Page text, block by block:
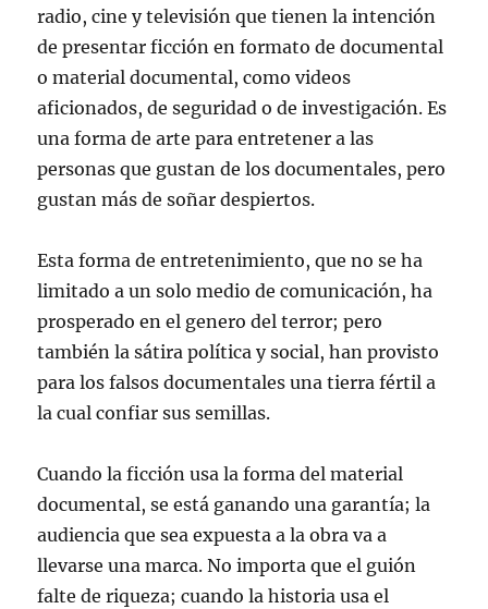
radio, cine y televisión que tienen la intención
de presentar ficción en formato de documental
o material documental, como videos
aficionados, de seguridad o de investigación. Es
una forma de arte para entretener a las
personas que gustan de los documentales, pero
gustan más de soñar despiertos.
Esta forma de entretenimiento, que no se ha
limitado a un solo medio de comunicación, ha
prosperado en el genero del terror; pero
también la sátira política y social, han provisto
para los falsos documentales una tierra fértil a
la cual confiar sus semillas.
Cuando la ficción usa la forma del material
documental, se está ganando una garantía; la
audiencia que sea expuesta a la obra va a
llevarse una marca. No importa que el guión
falte de riqueza; cuando la historia usa el